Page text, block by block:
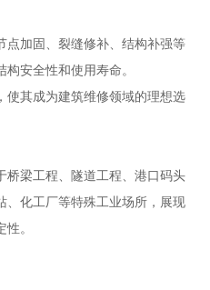
点加固、裂缝修补、结构补强等
安全性和使用寿命。
使其成为建筑维修领域的理想选
桥梁工程、隧道工程、港口码头
、化工厂等特殊工业场所，展现
。